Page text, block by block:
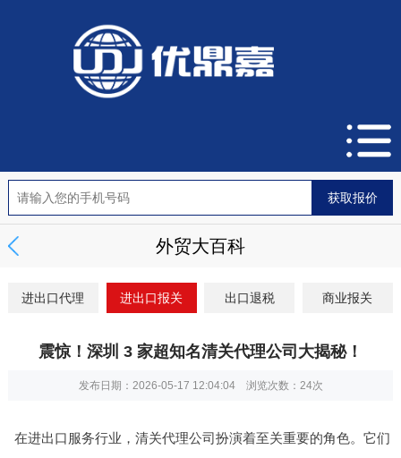
外贸大百科
进出口代理 进出口报关 出口退税 商业报关
震惊！深圳 3 家超知名清关代理公司大揭秘！
发布日期：2026-05-17 12:04:04 浏览次数： 24次
在进出口服务行业，清关代理公司扮演着至关重要的角色。它们